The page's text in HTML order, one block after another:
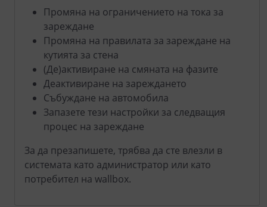
Промяна на ограничението на тока за
зареждане
Промяна на правилата за зареждане на
кутията за стена
(Де)активиране на смяната на фазите
Деактивиране на зареждането
Събуждане на автомобила
Запазете тези настройки за следващия
процес на зареждане
За да презапишете, трябва да сте влезли в
системата като администратор или като
потребител на wallbox.